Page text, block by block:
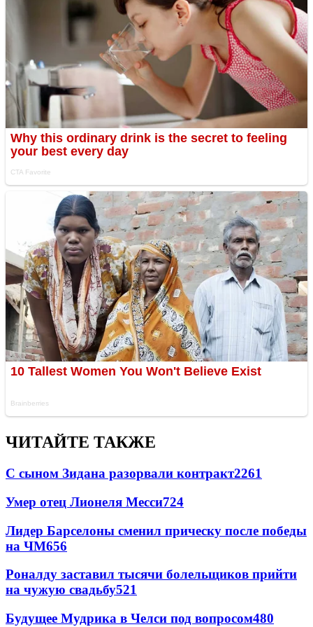
ЧИТАЙТЕ ТАКЖЕ
С сыном Зидана разорвали контракт2261
Умер отец Лионеля Месси724
Лидер Барселоны сменил прическу после победы
на ЧМ656
Роналду заставил тысячи болельщиков прийти
на чужую свадьбу521
Будущее Мудрика в Челси под вопросом480